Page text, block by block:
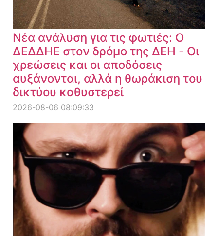
Νέα ανάλυση για τις φωτιές: Ο
ΔΕΔΔΗΕ στον δρόμο της ΔΕΗ - Οι
χρεώσεις και οι αποδόσεις
αυξάνονται, αλλά η θωράκιση του
δικτύου καθυστερεί
2026-08-06 08:09:33